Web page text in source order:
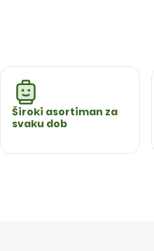
Široki asortiman za
svaku dob